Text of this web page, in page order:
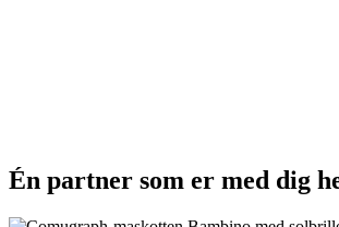
Én partner som er med dig